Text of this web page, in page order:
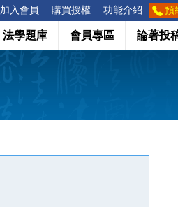
加入會員 購買授權 功能介紹 預
法學題庫 會員專區 論著投